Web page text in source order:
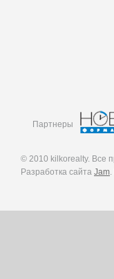
Партнеры
© 2010 kilkorealty. Все
Разработка сайта Jam